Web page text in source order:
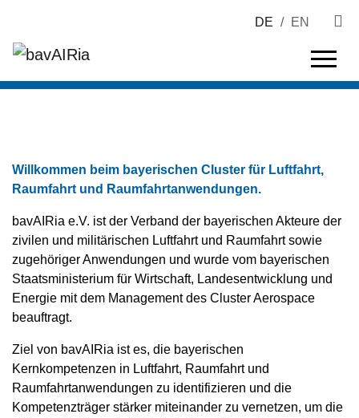
DE / EN
Willkommen beim bayerischen Cluster für Luftfahrt,
Raumfahrt und Raumfahrtanwendungen.
bavAIRia e.V. ist der Verband der bayerischen Akteure der
zivilen und militärischen Luftfahrt und Raumfahrt sowie
zugehöriger Anwendungen und wurde vom bayerischen
Staatsministerium für Wirtschaft, Landesentwicklung und
Energie mit dem Management des Cluster Aerospace
beauftragt.
Ziel von bavAIRia ist es, die bayerischen
Kernkompetenzen in Luftfahrt, Raumfahrt und
Raumfahrtanwendungen zu identifizieren und die
Kompetenzträger stärker miteinander zu vernetzen, um die